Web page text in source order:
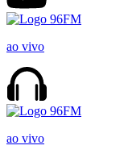
ao vivo
ao vivo